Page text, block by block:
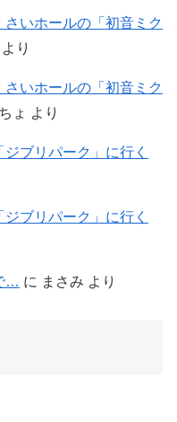
いホールの「初音ミク
より
いホールの「初音ミク
ょ より
ブリパーク」に行く
ブリパーク」に行く
… に まさみ より